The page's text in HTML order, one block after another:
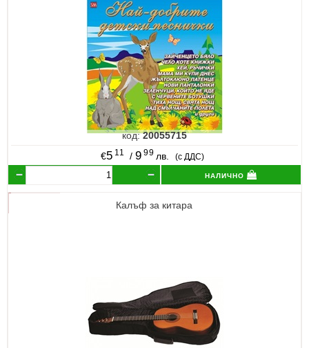
код:20055715
€5 11 / 9 99 лв. (с ДДС)
налично
Калъф за китара